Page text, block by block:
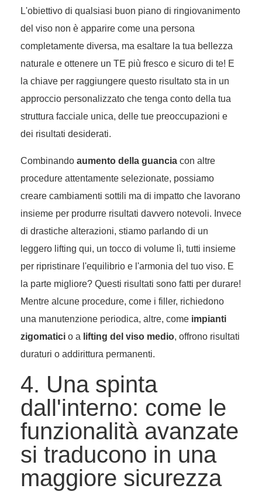
L'obiettivo di qualsiasi buon piano di ringiovanimento
del viso non è apparire come una persona
completamente diversa, ma esaltare la tua bellezza
naturale e ottenere un TE più fresco e sicuro di te! E
la chiave per raggiungere questo risultato sta in un
approccio personalizzato che tenga conto della tua
struttura facciale unica, delle tue preoccupazioni e
dei risultati desiderati.
Combinando aumento della guancia con altre
procedure attentamente selezionate, possiamo
creare cambiamenti sottili ma di impatto che lavorano
insieme per produrre risultati davvero notevoli. Invece
di drastiche alterazioni, stiamo parlando di un
leggero lifting qui, un tocco di volume lì, tutti insieme
per ripristinare l'equilibrio e l'armonia del tuo viso. E
la parte migliore? Questi risultati sono fatti per durare!
Mentre alcune procedure, come i filler, richiedono
una manutenzione periodica, altre, come impianti
zigomatici o a lifting del viso medio, offrono risultati
duraturi o addirittura permanenti.
4. Una spinta
dall'interno: come le
funzionalità avanzate
si traducono in una
maggiore sicurezza